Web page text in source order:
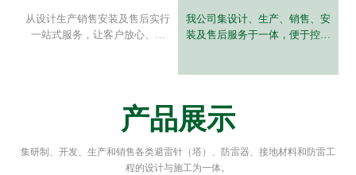
从设计生产销售安装及售后实行
一站式服务，让客户放心、省
我公司集设计、生产、销售、安
装及售后服务于一体，便于控制
产品展示
集研制、开发、生产和销售各类避雷针（塔）、防雷器、接地材料和防雷工
程的设计与施工为一体。